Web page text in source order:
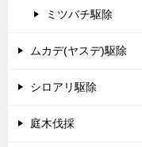
ミツバチ駆除
ムカデ(ヤスデ)駆除
シロアリ駆除
庭木伐採